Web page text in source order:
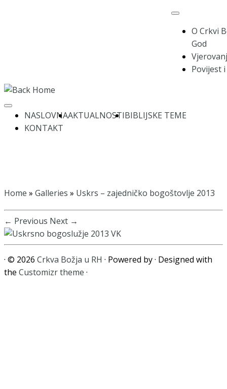
O Crkvi
God
Povijest
NASLOVNAAKTUALNOSTIBIBLIJSKE TEME
KONTAKT
Home » Galleries » Uskrs – zajedničko bogoštovlje 2013
← Previous Next →
· © 2026 Crkva Božja u RH · Powered by· Designed with
the Customizr theme ·